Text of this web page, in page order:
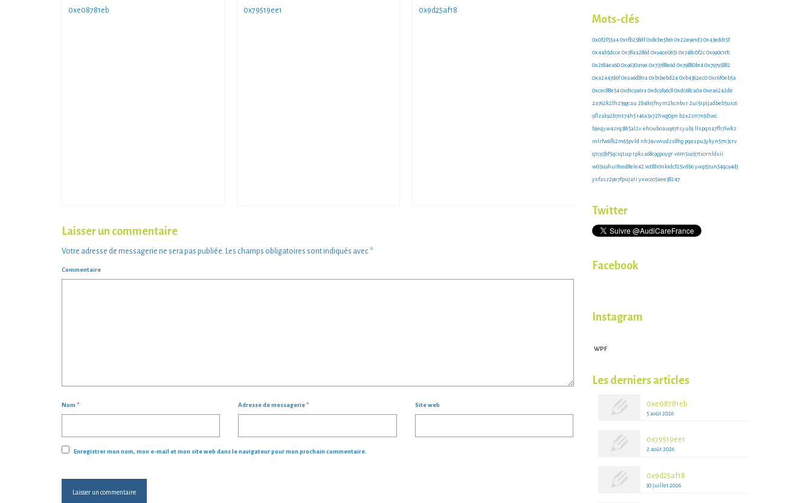
0xe08781eb 0x79519ee1 0x9d25af18
Laisser un commentaire
Votre adresse de messagerie ne sera pas publiée. Les champs obligatoires sont indiqués avec *
Commentaire
Nom * Adresse de messagerie* Site web
Enregistrer mon nom, mon e-mail et mon site web dans le navigateur pour mon prochain commentaire.
Mots-clés
0x0f2f55a4 0x1fb258df 0x8cbe5b61 0x22e9e1d3 0x43edd15f
0x44b5dcce 0x78aa286d 0x94ce0651 0x748c0f2c 0x990c11fc
0x2184ea60 0x9630a19e 0x73788e6d 0x79880b14 0x79795882
0xa2447d6f 0xaa6d811a 0xb1bebd24 0xb4362ec0 0xc6f0eb5a
0xcec88e54 0xd1c9a61a 0xdc9f96c8 0xdc68ca0a 0xea6242de
2a762k2lhz39gcau 2b4k1jfnym2kcnbvr 2ui5rpijadbeb5uic6
9flzak92b7nt74h5146a3x72hwg0pn b2x2s117njd1wc
bjeqyw4zrq3815al2v ehouboauq67tsyubj llspqna7fh7lwkz
mlrfw6fk2m65pvld nh34vw1udzs8hg pqespu3ykyn57n3crv
qtc93bf5qciqtup rpksa68c9gpoygr v6m5uoj7tiornldsii
w03u9huifeed8ele42 wt8h0nk1dcf25vdb6 ywp57un54qc94dj
yxfasz29e7fpujati yxwzo5aee38247
Twitter
Facebook
Instagram
WPF
Les derniers articles
0xe08781eb
5 août 2026
0x79519ee1
2 août 2026
0x9d25af18
30 juillet 2026